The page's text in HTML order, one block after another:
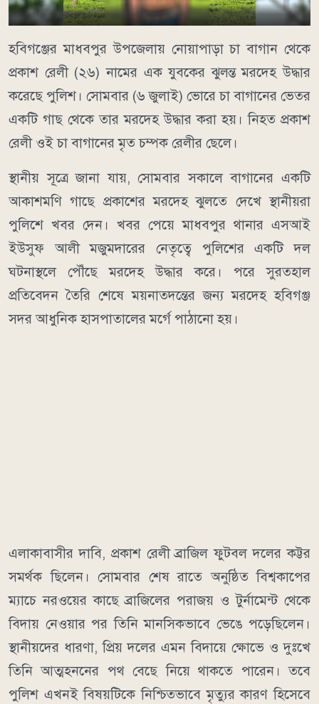
হবিগঞ্জের মাধবপুর উপজেলায় নোয়াপাড়া চা বাগান থেকে
প্রকাশ রেলী (২৬) নামের এক যুবকের ঝুলন্ত মরদেহ উদ্ধার
করেছে পুলিশ। সোমবার (৬ জুলাই) ভোরে চা বাগানের ভেতর
একটি গাছ থেকে তার মরদেহ উদ্ধার করা হয়। নিহত প্রকাশ
রেলী ওই চা বাগানের মৃত চম্পক রেলীর ছেলে।
স্থানীয় সূত্রে জানা যায়, সোমবার সকালে বাগানের একটি
আকাশমণি গাছে প্রকাশের মরদেহ ঝুলতে দেখে স্থানীয়রা
পুলিশে খবর দেন। খবর পেয়ে মাধবপুর থানার এসআই
ইউসুফ আলী মজুমদারের নেতৃত্বে পুলিশের একটি দল
ঘটনাস্থলে পৌঁছে মরদেহ উদ্ধার করে। পরে সুরতহাল
প্রতিবেদন তৈরি শেষে ময়নাতদন্তের জন্য মরদেহ হবিগঞ্জ
সদর আধুনিক হাসপাতালের মর্গে পাঠানো হয়।
এলাকাবাসীর দাবি, প্রকাশ রেলী ব্রাজিল ফুটবল দলের কট্টর
সমর্থক ছিলেন। সোমবার শেষ রাতে অনুষ্ঠিত বিশ্বকাপের
ম্যাচে নরওয়ের কাছে ব্রাজিলের পরাজয় ও টুর্নামেন্ট থেকে
বিদায় নেওয়ার পর তিনি মানসিকভাবে ভেঙে পড়েছিলেন।
স্থানীয়দের ধারণা, প্রিয় দলের এমন বিদায়ে ক্ষোভে ও দুঃখে
তিনি আত্মহননের পথ বেছে নিয়ে থাকতে পারেন। তবে
পুলিশ এখনই বিষয়টিকে নিশ্চিতভাবে মৃত্যুর কারণ হিসেবে